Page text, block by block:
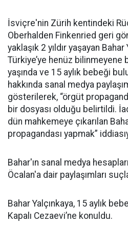
İsviçre'nin Zürih kentindeki
Oberhalden Finkenried geri
yaklaşık 2 yıldır yaşayan Bahar
Türkiye’ye henüz
yaşında ve 15 aylık bebeği
hakkında sanal medya
gösterilerek, “örgüt
bir dosyası olduğu belirtildi.
dün mahkemeye çıkarılan
propagandası yapmak”
Bahar'ın sanal medya
Öcalan'a dair paylaşımları
Bahar Yalçınkaya, 15 aylık
Kapalı Cezaevi’ne konuldu.